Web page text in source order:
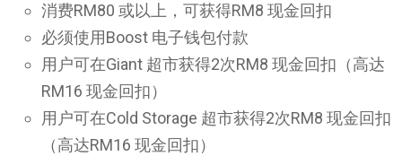
消费RM80 或以上，可获得RM8 现金回扣
必须使用Boost 电子钱包付款
用户可在Giant 超市获得2次RM8 现金回扣（高达
RM16 现金回扣）
用户可在Cold Storage 超市获得2次RM8 现金回扣
（高达RM16 现金回扣）